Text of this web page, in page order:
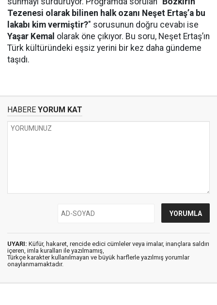
Tezenesi olarak bilinen halk ozanı Neşet Ertaş’a bu
lakabı kim vermiştir?" sorusunun doğru cevabı ise
Yaşar Kemal olarak öne çıkıyor. Bu soru, Neşet Ertaş’ın
Türk kültüründeki eşsiz yerini bir kez daha gündeme
taşıdı.
HABERE YORUM KAT
UYARI: Küfür, hakaret, rencide edici cümleler veya imalar, inançlara saldırı
içeren, imla kuralları ile yazılmamış,
Türkçe karakter kullanılmayan ve büyük harflerle yazılmış yorumlar
onaylanmamaktadır.